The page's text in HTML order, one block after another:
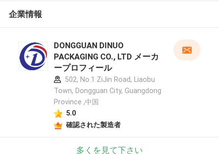
企業情報
DONGGUAN DINUO
PACKAGING CO., LTD メーカ
ープロフィール
502, No.1 ZiJin Road, Liaobu
Town, Dongguan City, Guangdong
Province ,中国
5.0
確認された製造者
多くを見て下さい